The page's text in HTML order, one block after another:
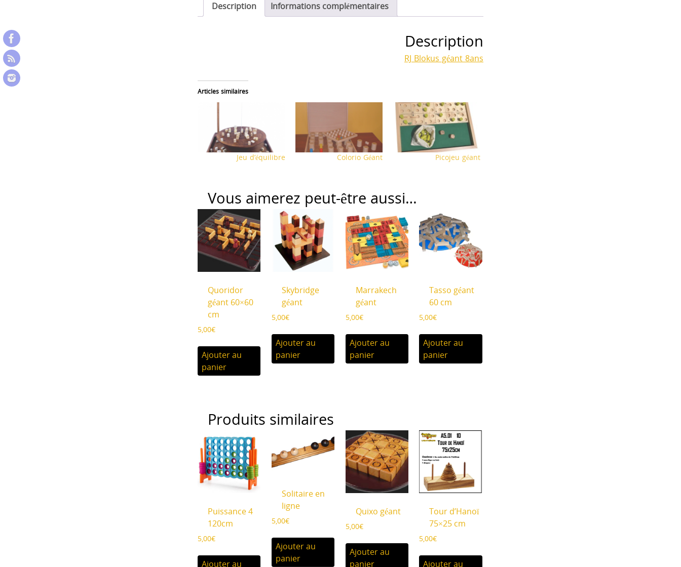
Description Informations complémentaires
Description
RJ Blokus géant 8ans
Articles similaires
Jeu d’équilibre Colorio Géant Picojeu géant
Vous aimerez peut-être aussi…
Quoridor
géant 60×60
cm
5,00€
Ajouter au
panier
Skybridge
géant
5,00€
Ajouter au
panier
Marrakech
géant
5,00€
Ajouter au
panier
Tasso géant
60 cm
5,00€
Ajouter au
panier
Produits similaires
Puissance 4
120cm
5,00€
Ajouter au
Solitaire en
ligne
5,00€
Ajouter au
panier
Quixo géant
5,00€
Ajouter au
panier
Tour d’Hanoï
75×25 cm
5,00€
Ajouter au